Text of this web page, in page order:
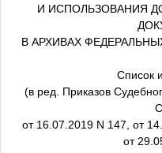
И ИСПОЛЬЗОВАНИЯ
В АРХИВАХ
Список
(в ред. Приказов
от 16.07.2019 N 147, от
от